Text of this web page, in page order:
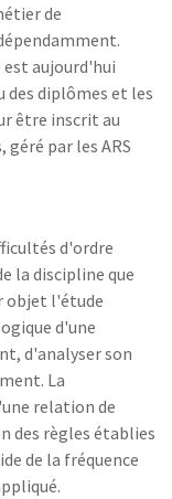
de
aujourd'hui
des diplômes et les
être inscrit au
par les ARS
d'ordre
la discipline que
objet l'étude
d'une
d'analyser son
La
relation de
des règles établies
de la fréquence